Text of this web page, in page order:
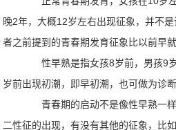
晚2年，大概12岁左右出现征象，并不
者之前提到的青春期发育征象比以前早
性早熟是指女孩8岁前，男孩9
岁前出现初潮，即早初潮，也可做为诊断
青春期的启动不是像性早熟一样
二性征的出现，有没有其他的征象，比